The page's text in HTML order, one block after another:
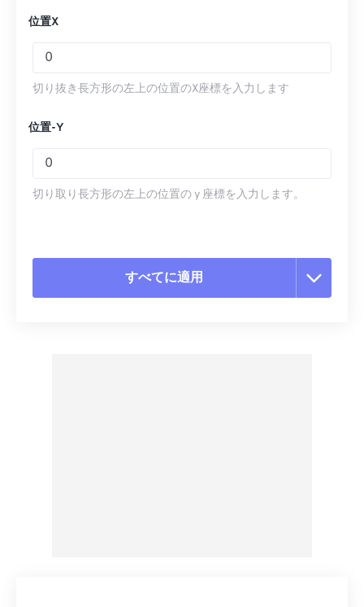
位置X
切り抜き長方形の左上の位置のX座標を入力します
位置-Y
切り取り長方形の左上の位置の y 座標を入力します。
すべてに適用